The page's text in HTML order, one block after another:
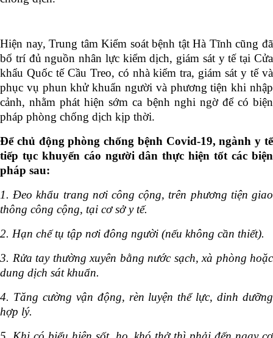
Hiện nay, Trung tâm Kiểm soát bệnh tật Hà Tĩnh cũng đã
bố trí đủ nguồn nhân lực kiểm dịch, giám sát y tế tại Cửa
khẩu Quốc tế Cầu Treo, có nhà kiểm tra, giám sát y tế và
phục vụ phun khử khuẩn người và phương tiện khi nhập
cảnh, nhằm phát hiện sớm ca bệnh nghi ngờ để có biện
pháp phòng chống dịch kịp thời.
Để chủ động phòng chống bệnh Covid-19, ngành y tế
tiếp tục khuyến cáo người dân thực hiện tốt các biện
pháp sau:
1. Đeo khẩu trang nơi công cộng, trên phương tiện giao
thông công cộng, tại cơ sở y tế.
2. Hạn chế tụ tập nơi đông người (nếu không cần thiết).
3. Rửa tay thường xuyên bằng nước sạch, xà phòng hoặc
dung dịch sát khuẩn.
4. Tăng cường vận động, rèn luyện thể lực, dinh dưỡng
hợp lý.